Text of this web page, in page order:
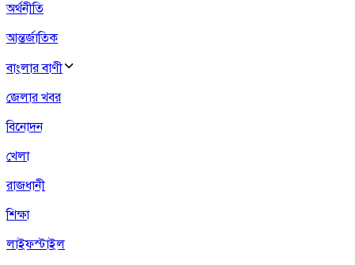
অর্থনীতি
আন্তর্জাতিক
বাংলার বাণী
জেলার খবর
বিনোদন
খেলা
রাজধানী
শিক্ষা
লাইফস্টাইল